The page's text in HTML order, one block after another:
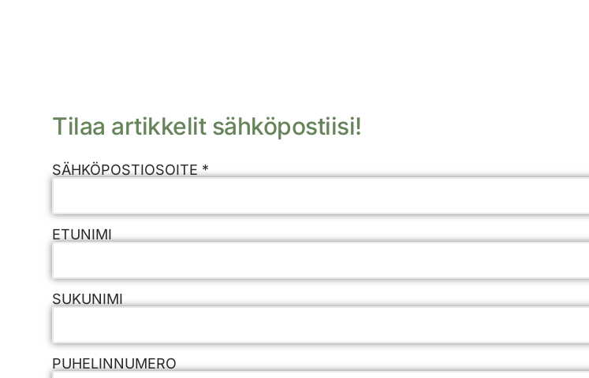
Tilaa artikkelit sähköpostiisi!
SÄHKÖPOSTIOSOITE *
ETUNIMI
SUKUNIMI
PUHELINNUMERO